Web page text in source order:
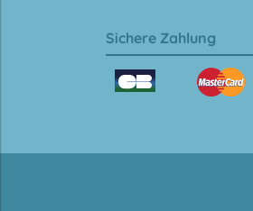
Sichere Zahlung